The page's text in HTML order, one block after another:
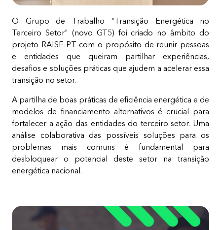
O Grupo de Trabalho "Transição Energética no
Terceiro Setor" (novo GT5) foi criado no âmbito do
projeto RAISE-PT com o propósito de reunir pessoas
e entidades que queiram partilhar experiências,
desafios e soluções práticas que ajudem a acelerar essa
transição no setor.
A partilha de boas práticas de eficiência energética e de
modelos de financiamento alternativos é crucial para
fortalecer a ação das entidades do terceiro setor. Uma
análise colaborativa das possíveis soluções para os
problemas mais comuns é fundamental para
desbloquear o potencial deste setor na transição
energética nacional.